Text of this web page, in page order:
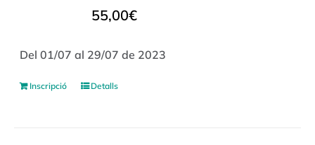
55,00€
Del 01/07 al 29/07 de 2023
Inscripció Detalls